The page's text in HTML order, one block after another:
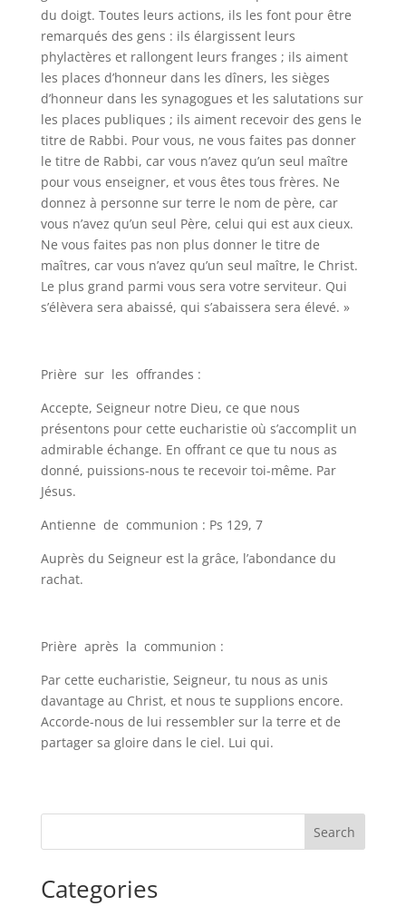
du doigt. Toutes leurs actions, ils les font pour être
remarqués des gens : ils élargissent leurs
phylactères et rallongent leurs franges ; ils aiment
les places d’honneur dans les dîners, les sièges
d’honneur dans les synagogues et les salutations sur
les places publiques ; ils aiment recevoir des gens le
titre de Rabbi. Pour vous, ne vous faites pas donner
le titre de Rabbi, car vous n’avez qu’un seul maître
pour vous enseigner, et vous êtes tous frères. Ne
donnez à personne sur terre le nom de père, car
vous n’avez qu’un seul Père, celui qui est aux cieux.
Ne vous faites pas non plus donner le titre de
maîtres, car vous n’avez qu’un seul maître, le Christ.
Le plus grand parmi vous sera votre serviteur. Qui
s’élèvera sera abaissé, qui s’abaissera sera élevé. »
Prière sur les offrandes :
Accepte, Seigneur notre Dieu, ce que nous
présentons pour cette eucharistie où s’accomplit un
admirable échange. En offrant ce que tu nous as
donné, puissions-nous te recevoir toi-même. Par
Jésus.
Antienne de communion : Ps 129, 7
Auprès du Seigneur est la grâce, l’abondance du
rachat.
Prière après la communion :
Par cette eucharistie, Seigneur, tu nous as unis
davantage au Christ, et nous te supplions encore.
Accorde-nous de lui ressembler sur la terre et de
partager sa gloire dans le ciel. Lui qui.
Search
Categories